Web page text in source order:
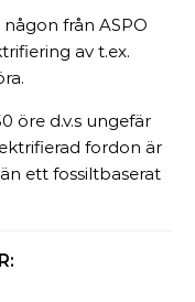
från ASPO
av t.ex.
öre d.v.s ungefär
fordon är
ett fossiltbaserat